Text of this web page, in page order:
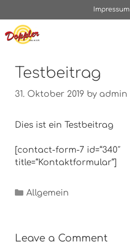
to
content
Impressum
Testbeitrag
31. Oktober 2019 by admin
Dies ist ein Testbeitrag
[contact-form-7 id=“340″
title=“Kontaktformular“]
Categories
Allgemein
Leave a Comment